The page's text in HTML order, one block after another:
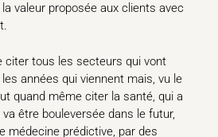
valeur proposée aux clients avec
citer tous les secteurs qui vont
les années qui viennent mais, vu le
quand même citer la santé, qui a
être bouleversée dans le futur,
médecine prédictive, par des